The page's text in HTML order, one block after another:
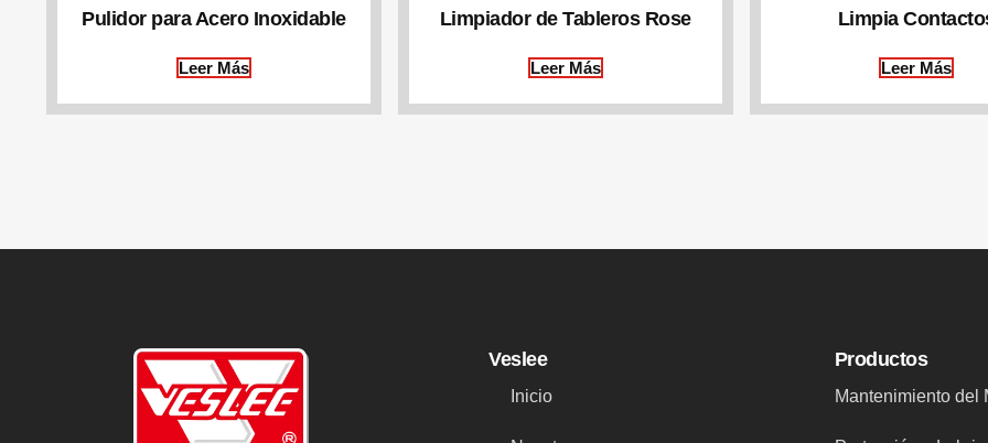
Pulidor para Acero Inoxidable
Leer Más
Limpiador de Tableros Rose
Leer Más
Limpia
Leer Más
Veslee
Inicio
Productos
Mantenimiento del